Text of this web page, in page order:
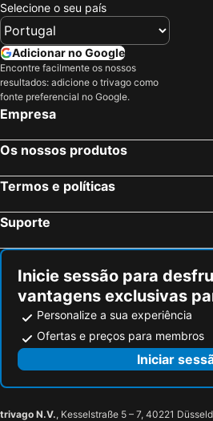
Selecione o seu país
Adicionar no Google
Encontre facilmente os nossos
resultados: adicione o trivago como
fonte preferencial no Google.
Empresa
Os nossos produtos
Termos e políticas
Suporte
Inicie sessão para
vantagens exclusivas
Personalize a sua experiência
Ofertas e preços para membros
Iniciar
trivago N.V., Kesselstraße 5 – 7, 40221